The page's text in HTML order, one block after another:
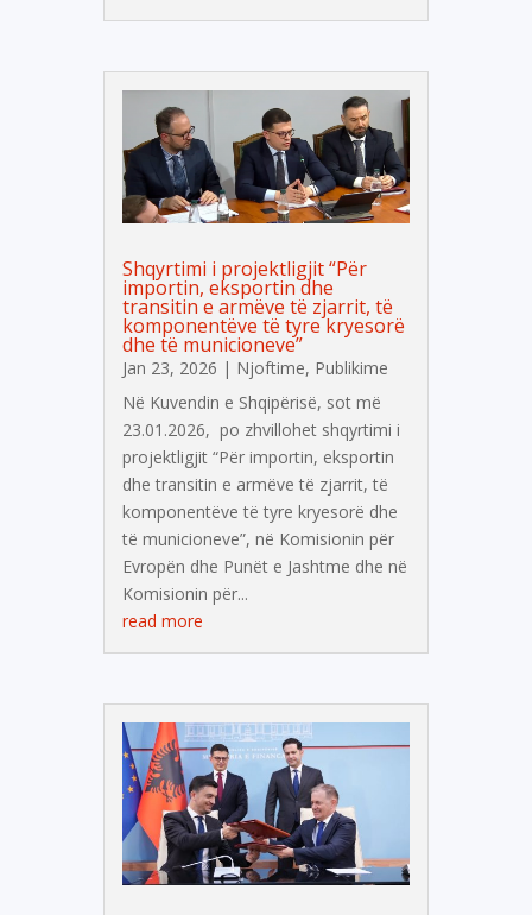
Shqyrtimi i projektligjit “Për
importin, eksportin dhe
transitin e armëve të zjarrit, të
komponentëve të tyre kryesorë
dhe të municioneve”
Jan 23, 2026 | Njoftime, Publikime
Në Kuvendin e Shqipërisë, sot më
23.01.2026, po zhvillohet shqyrtimi i
projektligjit “Për importin, eksportin
dhe transitin e armëve të zjarrit, të
komponentëve të tyre kryesorë dhe
të municioneve”, në Komisionin për
Evropën dhe Punët e Jashtme dhe në
Komisionin për...
read more